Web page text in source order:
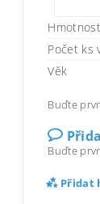
Hmotnost
Počet ks
Věk
Buďte
Buďte
Přidat